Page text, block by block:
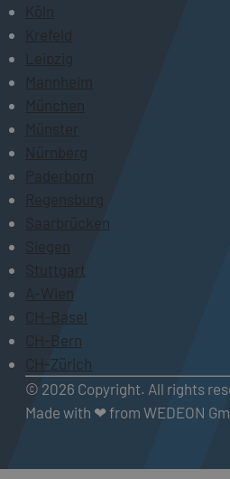
Köln
Krefeld
Leipzig
Mannheim
München
Münster
Nürnberg
Paderborn
Regensburg
Saarbrücken
Siegen
Stuttgart
A-Wien
CH-Basel
CH-Bern
CH-Zürich
© 2026 Copyright. All rights
Made with ❤ from WEDEON